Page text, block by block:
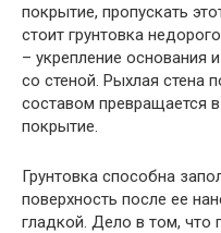
покрытие, пропускать
стоит грунтовка
– укрепление основания
со стеной. Рыхлая стена
составом превращается
покрытие.
Грунтовка способна
поверхность после ее
гладкой. Дело в том,